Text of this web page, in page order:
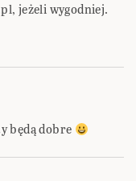
jeżeli wygodniej.
będą dobre